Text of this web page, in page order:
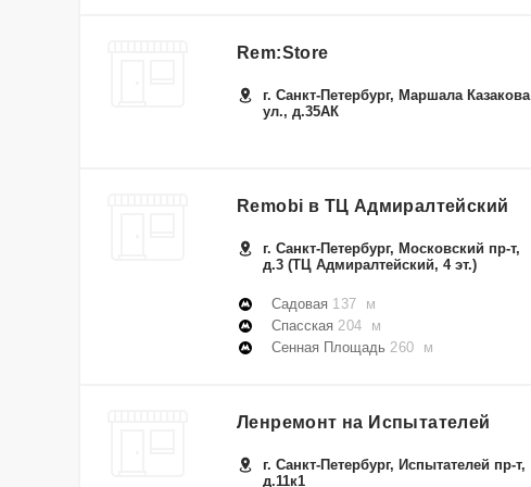
Rem:Store
г. Санкт-Петербург, Маршала Казакова
ул., д.35АК
Remobi в ТЦ Адмиралтейский
г. Санкт-Петербург, Московский пр-т,
д.3 (ТЦ Адмиралтейский, 4 эт.)
Садовая 137 м
Спасская 204 м
Сенная Площадь 260 м
Ленремонт на Испытателей
г. Санкт-Петербург, Испытателей пр-т,
д.11к1